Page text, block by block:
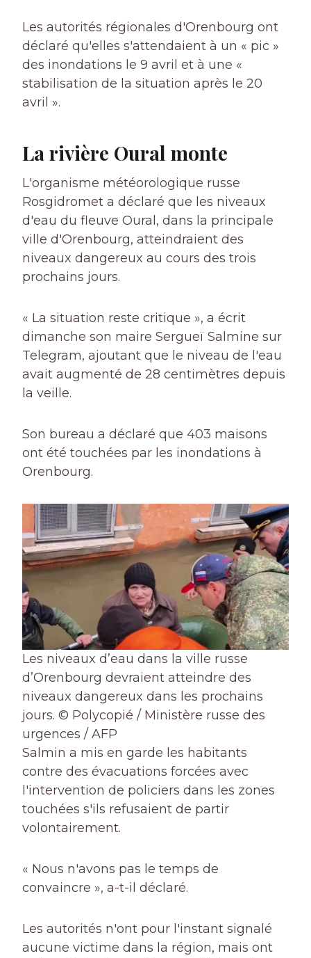
Les autorités régionales d'Orenbourg ont
déclaré qu'elles s'attendaient à un « pic »
des inondations le 9 avril et à une «
stabilisation de la situation après le 20
avril ».
La rivière Oural monte
L'organisme météorologique russe
Rosgidromet a déclaré que les niveaux
d'eau du fleuve Oural, dans la principale
ville d'Orenbourg, atteindraient des
niveaux dangereux au cours des trois
prochains jours.
« La situation reste critique », a écrit
dimanche son maire Sergueï Salmine sur
Telegram, ajoutant que le niveau de l'eau
avait augmenté de 28 centimètres depuis
la veille.
Son bureau a déclaré que 403 maisons
ont été touchées par les inondations à
Orenbourg.
Les niveaux d’eau dans la ville russe
d’Orenbourg devraient atteindre des
niveaux dangereux dans les prochains
jours. © Polycopié / Ministère russe des
urgences / AFP
Salmin a mis en garde les habitants
contre des évacuations forcées avec
l'intervention de policiers dans les zones
touchées s'ils refusaient de partir
volontairement.
« Nous n'avons pas le temps de
convaincre », a-t-il déclaré.
Les autorités n'ont pour l'instant signalé
aucune victime dans la région, mais ont